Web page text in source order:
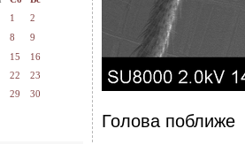
1
2
8
9
15
16
22
23
29
30
Голова поближе